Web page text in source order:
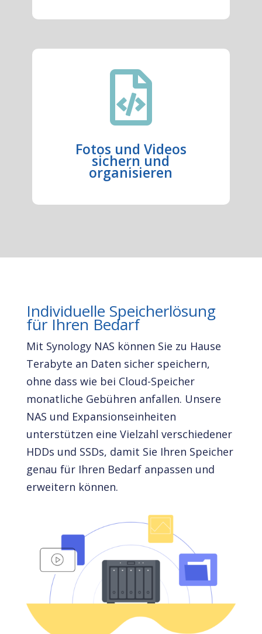

Fotos und Videos
sichern und
organisieren
Individuelle Speicherlösung
für Ihren Bedarf
Mit Synology NAS können Sie zu Hause
Terabyte an Daten sicher speichern,
ohne dass wie bei Cloud-Speicher
monatliche Gebühren anfallen. Unsere
NAS und Expansionseinheiten
unterstützen eine Vielzahl verschiedener
HDDs und SSDs, damit Sie Ihren Speicher
genau für Ihren Bedarf anpassen und
erweitern können.